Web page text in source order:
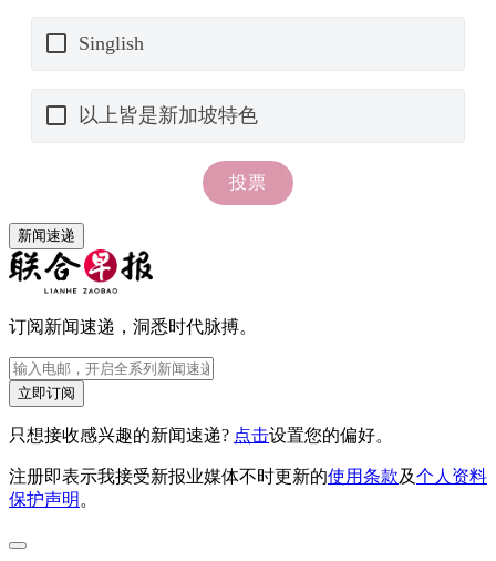
新闻速递
订阅新闻速递，洞悉时代脉搏。
立即订阅
只想接收感兴趣的新闻速递? 点击设置您的偏好。
注册即表示我接受新报业媒体不时更新的使用条款及个人资料
保护声明 。